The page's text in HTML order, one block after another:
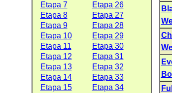
Etapa 7
Etapa 26
Etapa 8
Etapa 27
Etapa 9
Etapa 28
Etapa 10
Etapa 29
Etapa 11
Etapa 30
Etapa 12
Etapa 31
Etapa 13
Etapa 32
Etapa 14
Etapa 33
Etapa 15
Etapa 34